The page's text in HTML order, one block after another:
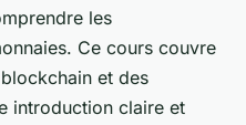
les
Ce cours couvre
et des
introduction claire et